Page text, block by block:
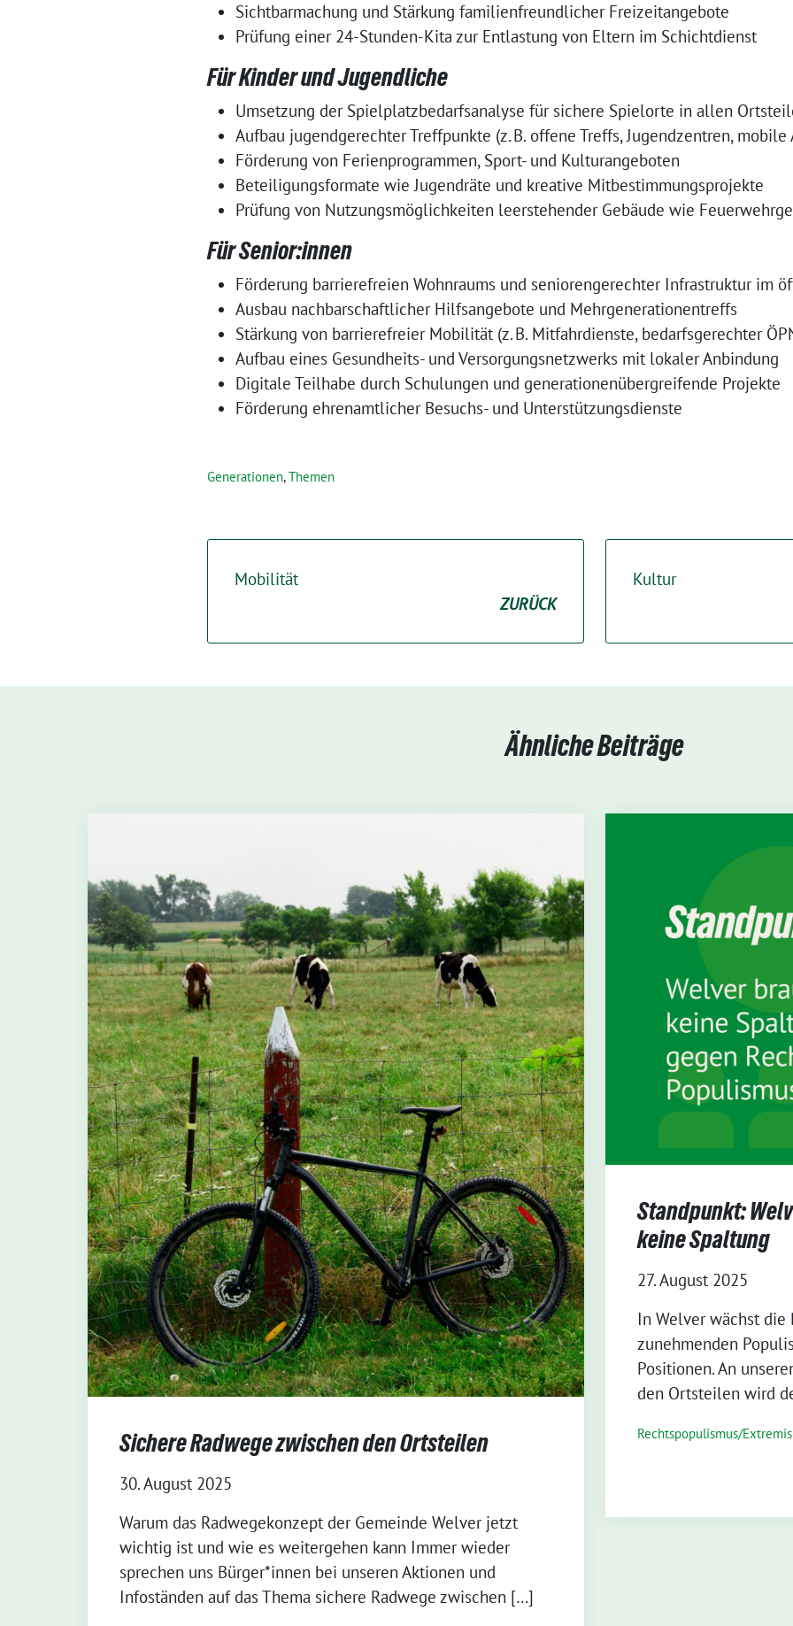
Sichtbarmachung und Stärkung familienfreundlicher Freizeitangebote
Prüfung einer 24-Stunden-Kita zur Entlastung von Eltern im Schichtdienst
Für Kinder und Jugendliche
Umsetzung der Spielplatzbedarfsanalyse für sichere Spielorte in allen
Aufbau jugendgerechter Treffpunkte (z. B. offene Treffs, Jugendzentren, mobile
Förderung von Ferienprogrammen, Sport- und Kulturangeboten
Beteiligungsformate wie Jugendräte und kreative Mitbestimmungsprojekte
Prüfung von Nutzungsmöglichkeiten leerstehender Gebäude wie
Für Senior:innen
Förderung barrierefreien Wohnraums und seniorengerechter Infrastruktur im
Ausbau nachbarschaftlicher Hilfsangebote und Mehrgenerationentreffs
Stärkung von barrierefreier Mobilität (z. B. Mitfahrdienste, bedarfsgerechter
Aufbau eines Gesundheits- und Versorgungsnetzwerks mit lokaler Anbindung
Digitale Teilhabe durch Schulungen und generationenübergreifende Projekte
Förderung ehrenamtlicher Besuchs- und Unterstützungsdienste
Generationen,Themen
Mobilität
ZURÜCK
Kultur
Ähnliche Beiträge
Sichere Radwege zwischen den Ortsteilen
30. August 2025
Warum das Radwegekonzept der Gemeinde Welver jetzt
wichtig ist und wie es weitergehen kann Immer wieder
sprechen uns Bürger*innen bei unseren Aktionen und
Infoständen auf das Thema sichere Radwege zwischen […]
Standpunkt:
keine Spaltung
27. August 2025
In Welver wächst
zunehmenden
Positionen. An
den Ortsteilen wird
Rechtspopulismus/